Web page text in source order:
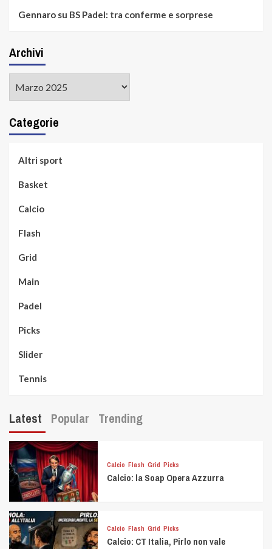
Gennaro su BS Padel: tra conferme e sorprese
Archivi
Categorie
Altri sport
Basket
Calcio
Flash
Grid
Main
Padel
Picks
Slider
Tennis
Latest Popular Trending
Calcio Flash Grid Picks
Calcio: la Soap Opera Azzurra
Calcio Flash Grid Picks
Calcio: CT Italia, Pirlo non vale